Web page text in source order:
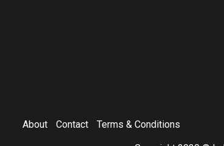
About Contact Terms & Conditions